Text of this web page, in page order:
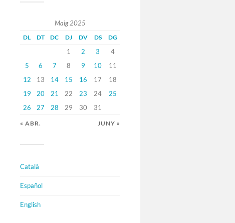
Maig 2025
DL DT DC DJ DV DS DG
1 2 3
4
5
6 7 8 9 10
11
12
13 14 15 16 17
18
19
20 21 22 23 24
25
26
27 28 29 30 31
« ABR. JUNY »
Català
Español
English